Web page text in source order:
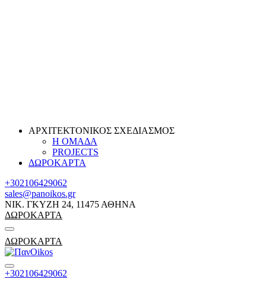
ΑΡΧΙΤΕΚΤΟΝΙΚΟΣ ΣΧΕΔΙΑΣΜΟΣ
Η ΟΜΑΔΑ
PROJECTS
ΔΩΡΟΚΑΡΤΑ
+302106429062
sales@panoikos.gr
ΝΙΚ. ΓΚΥΖΗ 24, 11475 ΑΘΗΝΑ
ΔΩΡΟΚΑΡΤΑ
ΔΩΡΟΚΑΡΤΑ
+302106429062